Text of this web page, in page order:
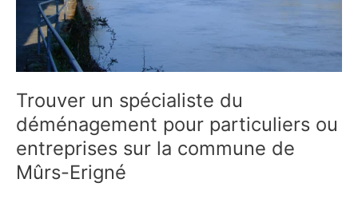
Trouver un spécialiste du
déménagement pour particuliers ou
entreprises sur la commune de
Mûrs-Erigné
commune
de
Mûrs-